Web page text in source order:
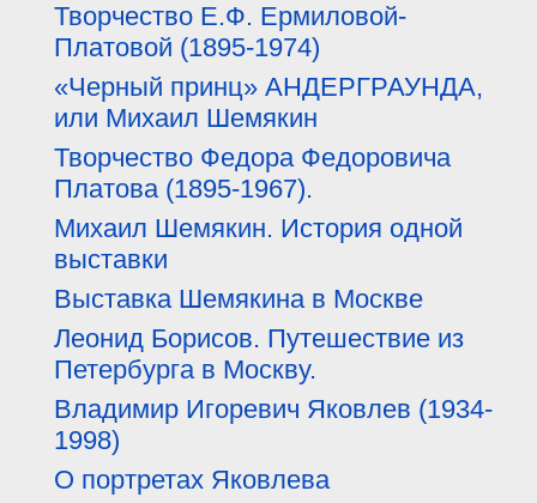
Творчество Е.Ф. Ермиловой-
Платовой (1895-1974)
«Черный принц» АНДЕРГРАУНДА,
или Михаил Шемякин
Творчество Федора Федоровича
Платова (1895-1967).
Михаил Шемякин. История одной
выставки
Выставка Шемякина в Москве
Леонид Борисов. Путешествие из
Петербурга в Москву.
Владимир Игоревич Яковлев (1934-
1998)
О портретах Яковлева